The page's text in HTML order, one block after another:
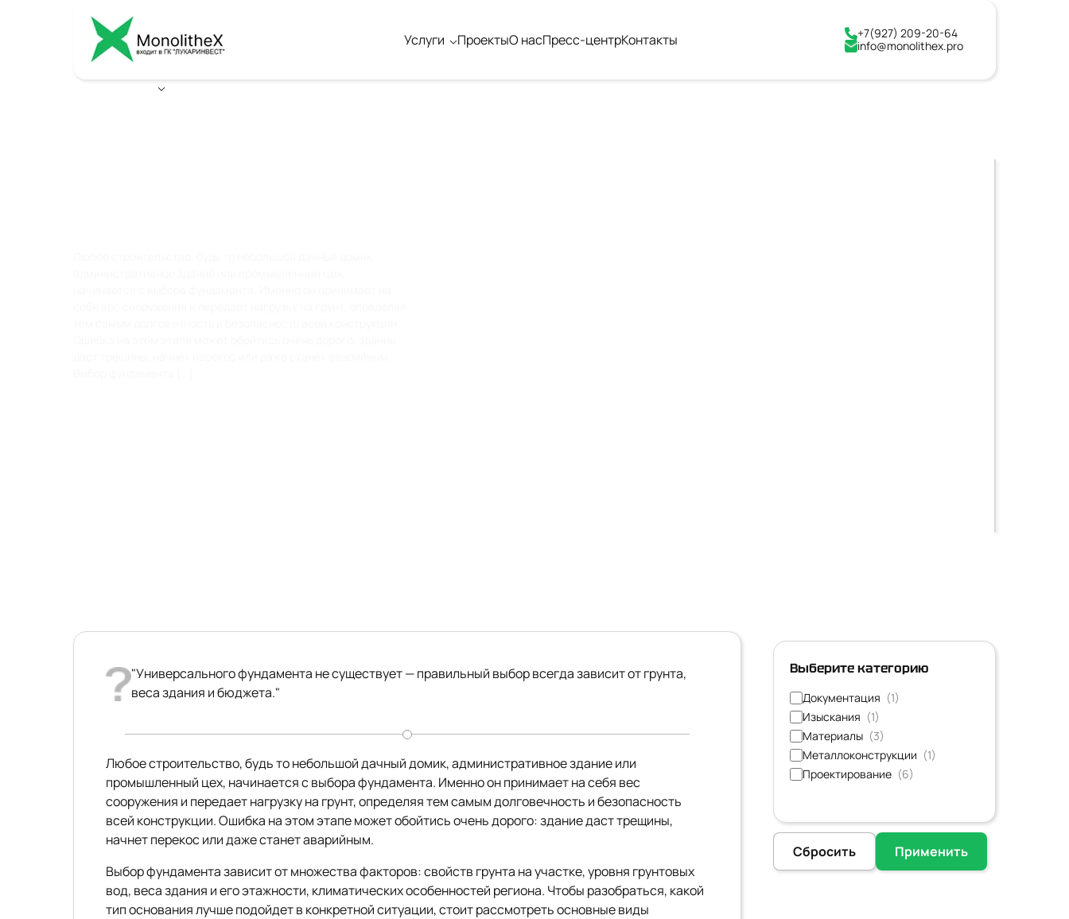
Услуги ПроектыО насПресс-центрКонтакты
+7(927) 209-20-64
info@monolithex.pro
"Универсального фундамента не существует — правильный выбор всегда зависит от грунта,
веса здания и бюджета."
Любое строительство, будь то небольшой дачный домик, административное здание или
промышленный цех, начинается с выбора фундамента. Именно он принимает на себя вес
сооружения и передает нагрузку на грунт, определяя тем самым долговечность и безопасность
всей конструкции. Ошибка на этом этапе может обойтись очень дорого: здание даст трещины,
начнет перекос или даже станет аварийным.
Выбор фундамента зависит от множества факторов: свойств грунта на участке, уровня грунтовых
вод, веса здания и его этажности, климатических особенностей региона. Чтобы разобраться, какой
тип основания лучше подойдет в конкретной ситуации, стоит рассмотреть основные виды
Выберите категорию
Документация (1)
Изыскания (1)
Материалы (3)
Металлоконструкции (1)
Проектирование (6)
Сбросить Применить